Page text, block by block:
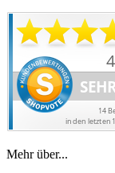
Mehr über...